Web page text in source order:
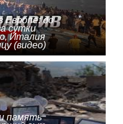
Европе: до
сутки
Италия
(видео)
память